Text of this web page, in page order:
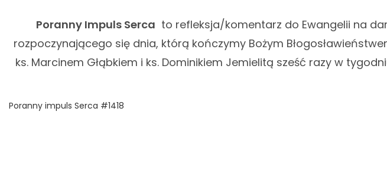
Poranny Impuls Serca to refleksja/komentarz do Ewangelii na
rozpoczynającego się dnia, którą kończymy Bożym
ks. Marcinem Głąbkiem i ks. Dominikiem Jemielitą sześć razy w
Poranny impuls Serca #1418